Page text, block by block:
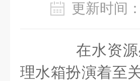
更新时
在水资源
理水箱扮演着至